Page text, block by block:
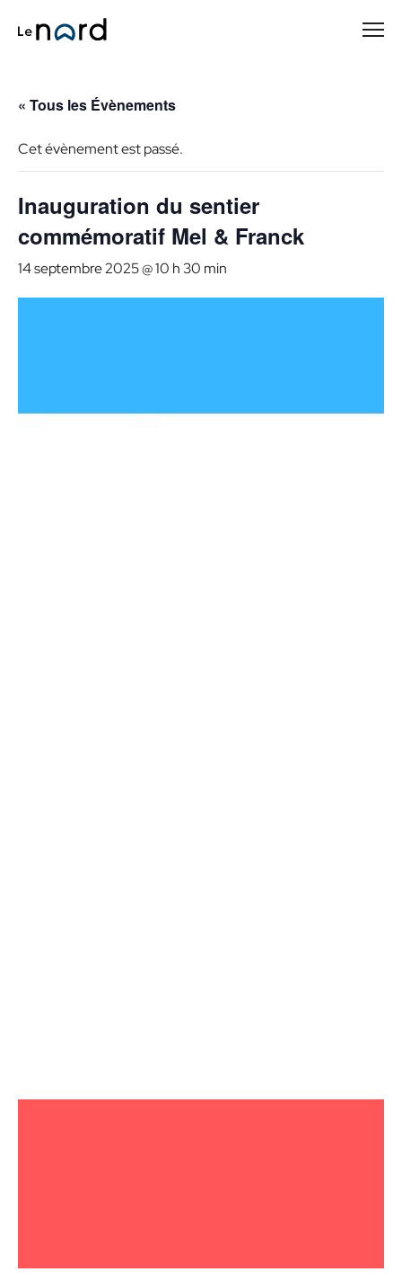
« Tous les Évènements
Cet évènement est passé.
Inauguration du sentier
commémoratif Mel & Franck
14 septembre 2025 @ 10 h 30 min